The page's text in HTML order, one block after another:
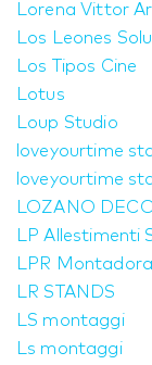
Lorena Vittor
Los Leones
Los Tipos Cine
Lotus
Loup Studio
loveyourtime
loveyourtime
LOZANO
LP Allestimenti
LPR
LR STANDS
LS montaggi
Ls montaggi